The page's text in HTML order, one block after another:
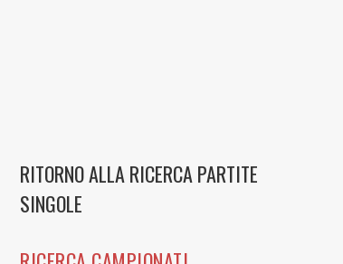
RITORNO ALLA RICERCA PARTITE
SINGOLE